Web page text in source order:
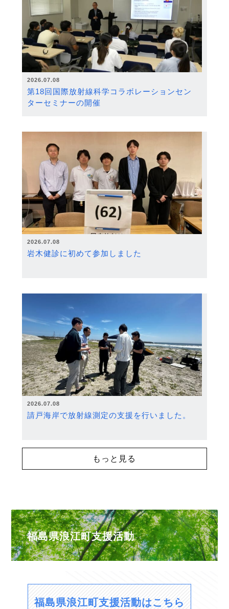
2026.07.08
第18回国際放射線科学コラボレーションセン
ターセミナーの開催
2026.07.08
岩木健診に初めて参加しました
2026.07.08
請戸海岸で放射線測定の支援を行いました。
もっと見る
福島県浪江町支援活動
福島県浪江町支援活動はこちら